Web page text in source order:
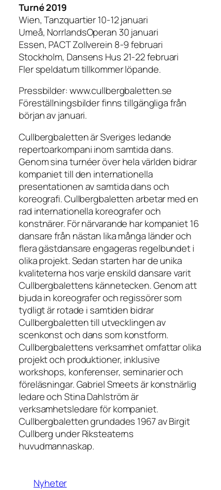
Turné 2019
Wien, Tanzquartier 10-12 januari
Umeå, NorrlandsOperan 30 januari
Essen, PACT Zollverein 8-9 februari
Stockholm, Dansens Hus 21-22 februari
Fler speldatum tillkommer löpande.
Pressbilder: www.cullbergbaletten.se
Föreställningsbilder finns tillgängliga från
början av januari.
Cullbergbaletten är Sveriges ledande
repertoarkompani inom samtida dans.
Genom sina turnéer över hela världen bidrar
kompaniet till den internationella
presentationen av samtida dans och
koreografi. Cullbergbaletten arbetar med en
rad internationella koreografer och
konstnärer. För närvarande har kompaniet 16
dansare från nästan lika många länder och
flera gästdansare engageras regelbundet i
olika projekt. Sedan starten har de unika
kvaliteterna hos varje enskild dansare varit
Cullbergbalettens kännetecken. Genom att
bjuda in koreografer och regissörer som
tydligt är rotade i samtiden bidrar
Cullbergbaletten till utvecklingen av
scenkonst och dans som konstform.
Cullbergbalettens verksamhet omfattar olika
projekt och produktioner, inklusive
workshops, konferenser, seminarier och
föreläsningar. Gabriel Smeets är konstnärlig
ledare och Stina Dahlström är
verksamhetsledare för kompaniet.
Cullbergbaletten grundades 1967 av Birgit
Cullberg under Riksteaterns
huvudmannaskap.
Nyheter